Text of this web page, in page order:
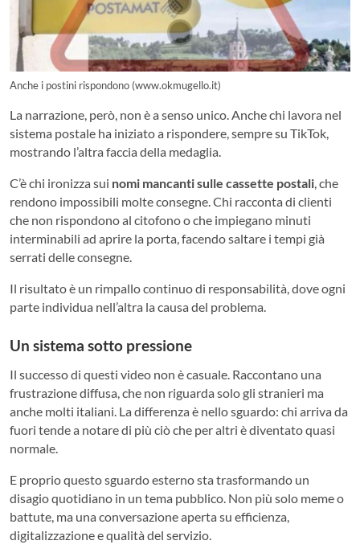
Anche i postini rispondono (www.okmugello.it)
La narrazione, però, non è a senso unico. Anche chi lavora nel
sistema postale ha iniziato a rispondere, sempre su TikTok,
mostrando l’altra faccia della medaglia.
C’è chi ironizza sui nomi mancanti sulle cassette postali, che
rendono impossibili molte consegne. Chi racconta di clienti
che non rispondono al citofono o che impiegano minuti
interminabili ad aprire la porta, facendo saltare i tempi già
serrati delle consegne.
Il risultato è un rimpallo continuo di responsabilità, dove ogni
parte individua nell’altra la causa del problema.
Un sistema sotto pressione
Il successo di questi video non è casuale. Raccontano una
frustrazione diffusa, che non riguarda solo gli stranieri ma
anche molti italiani. La differenza è nello sguardo: chi arriva da
fuori tende a notare di più ciò che per altri è diventato quasi
normale.
E proprio questo sguardo esterno sta trasformando un
disagio quotidiano in un tema pubblico. Non più solo meme o
battute, ma una conversazione aperta su efficienza,
digitalizzazione e qualità del servizio.